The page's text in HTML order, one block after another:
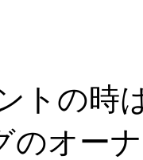
トの時
のオー